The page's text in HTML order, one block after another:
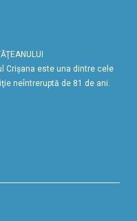
Crişana este una dintre cele
neîntreruptă de 81 de ani.